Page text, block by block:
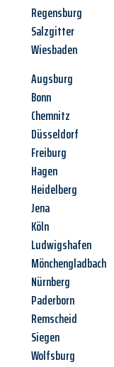
Regensburg
Salzgitter
Wiesbaden
Augsburg
Bonn
Chemnitz
Düsseldorf
Freiburg
Hagen
Heidelberg
Jena
Köln
Ludwigshafen
Mönchengladbach
Nürnberg
Paderborn
Remscheid
Siegen
Wolfsburg